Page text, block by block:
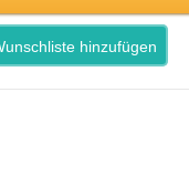
hinzufügen